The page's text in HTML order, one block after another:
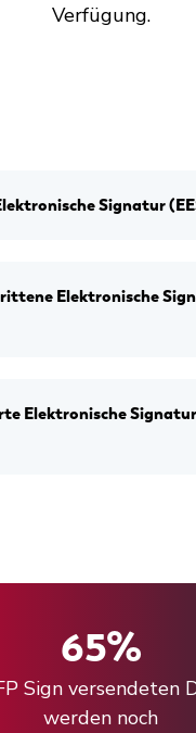
Verfügung.
Signatur
Elektronische
Elektronische
65%
Sign versendeten
werden noch